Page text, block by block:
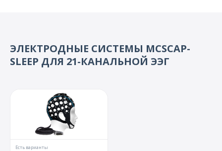
ЭЛЕКТРОДНЫЕ СИСТЕМЫ MCSCAP-
SLEEP ДЛЯ 21-КАНАЛЬНОЙ ЭЭГ
Есть варианты